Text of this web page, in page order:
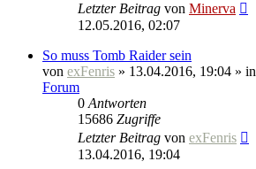
Letzter Beitrag von Minerva
12.05.2016, 02:07
So muss Tomb Raider sein
von exFenris » 13.04.2016, 19:04 » in
Forum
0 Antworten
15686 Zugriffe
Letzter Beitrag von exFenris
13.04.2016, 19:04